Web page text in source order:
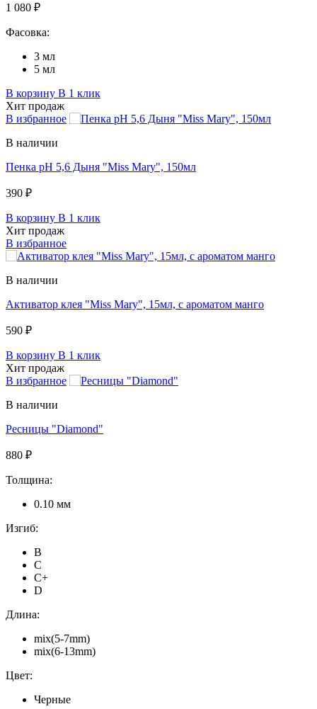
1 080 ₽
Фасовка:
3 мл
5 мл
В корзину В 1 клик
Хит продаж
В избранное
В наличии
Пенка pH 5,6 Дыня "Miss Mary", 150мл
390 ₽
В корзину В 1 клик
Хит продаж
В избранное
В наличии
Активатор клея "Miss Mary", 15мл, c ароматом манго
590 ₽
В корзину В 1 клик
Хит продаж
В избранное
В наличии
Ресницы "Diamond"
880 ₽
Толщина:
0.10 мм
Изгиб:
B
C
C+
D
Длина:
mix(5-7mm)
mix(6-13mm)
Цвет:
Черные